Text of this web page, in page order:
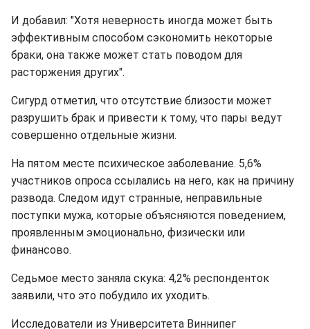
И добавил: "Хотя неверность иногда может быть
эффективным способом сэкономить некоторые
браки, она также может стать поводом для
расторжения других".
Сигурд отметил, что отсутствие близости может
разрушить брак и привести к тому, что пары ведут
совершенно отдельные жизни.
На пятом месте психическое заболевание. 5,6%
участников опроса ссылались на него, как на причину
развода. Следом идут странные, неправильные
поступки мужа, которые объясняются поведением,
проявленным эмоционально, физически или
финансово.
Седьмое место заняла скука: 4,2% респонденток
заявили, что это побудило их уходить.
Исследователи из Университета Виннипег